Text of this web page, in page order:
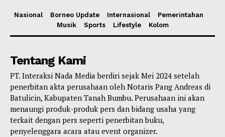
Nasional Borneo Update Internasional
Pemerintahan
Musik
Sports Lifestyle Kolom
Tentang Kami
PT. Interaksi Nada Media berdiri sejak Mei 2024 setelah
penerbitan akta perusahaan oleh Notaris Pang Andreas di
Batulicin, Kabupaten Tanah Bumbu. Perusahaan ini akan
menaungi produk-produk pers dan bidang usaha yang
terkait dengan pers seperti penerbitan buku,
penyelenggara acara atau event organizer.